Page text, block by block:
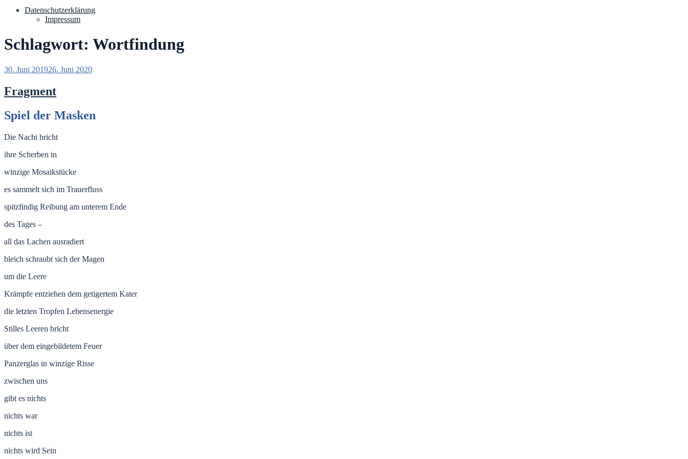
Datenschutzerklärung
Impressum
Schlagwort: Wortfindung
Veröffentlicht
30. Juni 201926. Juni 2020
Fragment
Spiel der Masken
Die Nacht bricht
ihre Scherben in
winzige Mosaikstücke
es sammelt sich im Trauerfluss
spitzfindig Reibung am unterem Ende
des Tages –
all das Lachen ausradiert
bleich schraubt sich der Magen
um die Leere
Krämpfe entziehen dem getigertem Kater
die letzten Tropfen Lebensenergie
Stilles Leeren bricht
über dem eingebildetem Feuer
Panzerglas in winzige Risse
zwischen uns
gibt es nichts
nichts war
nichts ist
nichts wird Sein